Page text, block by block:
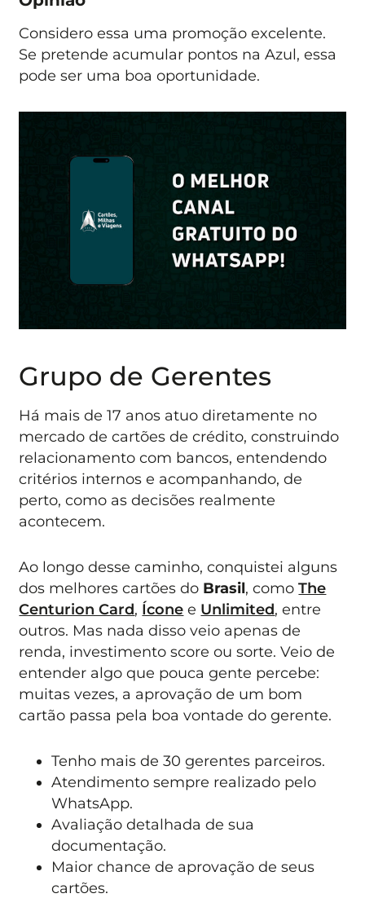
Considero essa uma promoção excelente.
Se pretende acumular pontos na Azul, essa
pode ser uma boa oportunidade.
Grupo de Gerentes
Há mais de 17 anos atuo diretamente no
mercado de cartões de crédito, construindo
relacionamento com bancos, entendendo
critérios internos e acompanhando, de
perto, como as decisões realmente
acontecem.
Ao longo desse caminho, conquistei alguns
dos melhores cartões do Brasil, comoThe
Centurion Card, Ícone e Unlimited, entre
outros. Mas nada disso veio apenas de
renda, investimento score ou sorte. Veio de
entender algo que pouca gente percebe:
muitas vezes, a aprovação de um bom
cartão passa pela boa vontade do gerente.
Tenho mais de 30 gerentes parceiros.
Atendimento sempre realizado pelo
WhatsApp.
Avaliação detalhada de sua
documentação.
Maior chance de aprovação de seus
cartões.